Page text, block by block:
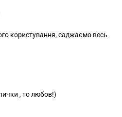
користування, саджаємо весь
, то любов!)